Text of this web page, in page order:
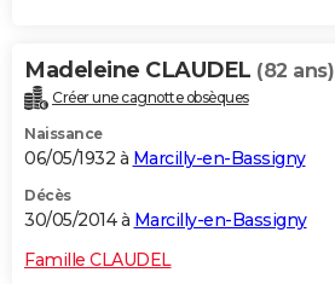
Madeleine CLAUDEL (82 ans)
Créer une cagnotte obsèques
Naissance
06/05/1932 à Marcilly-en-Bassigny
Décès
30/05/2014 à Marcilly-en-Bassigny
Famille CLAUDEL